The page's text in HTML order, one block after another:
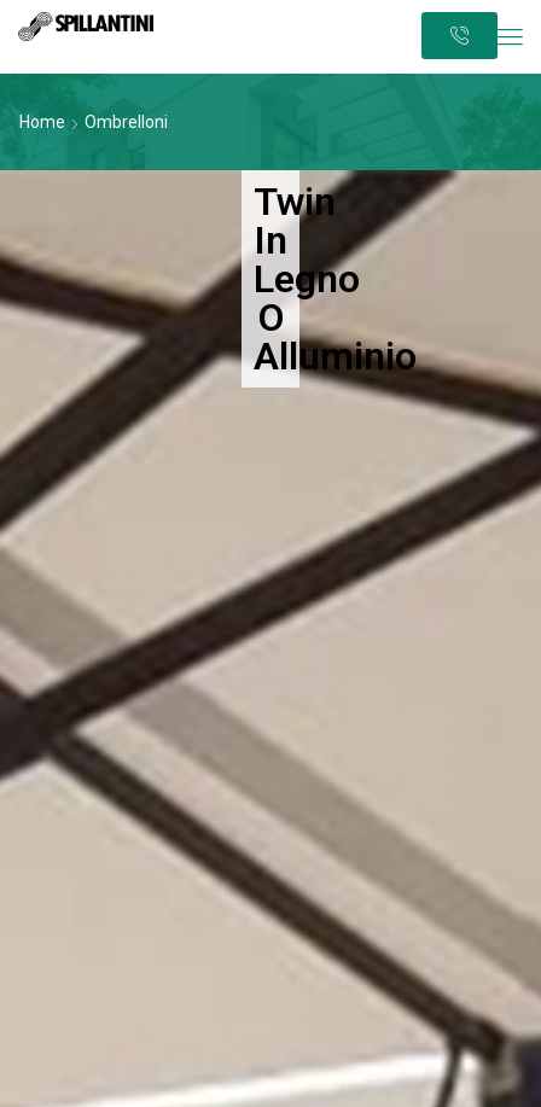
Home Ombrelloni
Twin
In
Legno
O
Alluminio